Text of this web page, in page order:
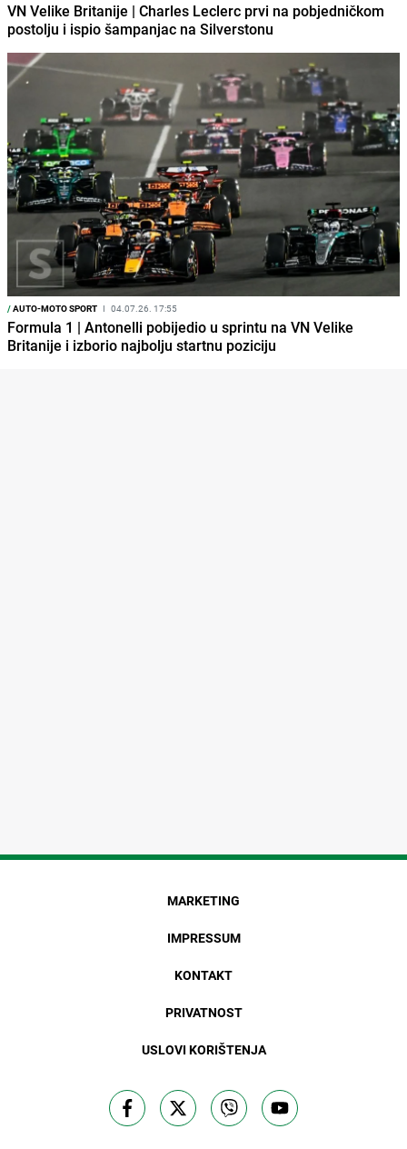
VN Velike Britanije | Charles Leclerc prvi na pobjedničkom
postolju i ispio šampanjac na Silverstonu
/AUTO-MOTO SPORT I 04.07.26. 17:55
Formula 1 | Antonelli pobijedio u sprintu na VN Velike
Britanije i izborio najbolju startnu poziciju
MARKETING
IMPRESSUM
KONTAKT
PRIVATNOST
USLOVI KORIŠTENJA